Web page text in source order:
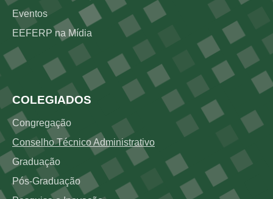
Eventos
EEFERP na Mídia
Rodapé 3
COLEGIADOS
Congregação
Conselho Técnico Administrativo
Graduação
Pós-Graduação